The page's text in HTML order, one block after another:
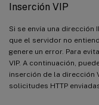
Inserción VIP
Si se envía una dirección
que el servidor no
genere un error. Para
VIP. A continuación,
inserción de la dirección
solicitudes HTTP